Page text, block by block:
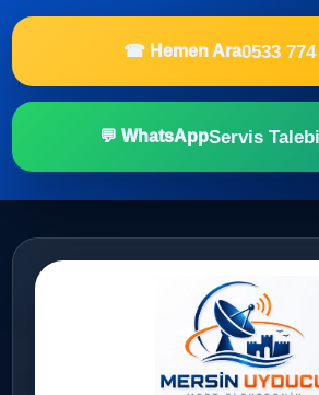
☎ Hemen Ara0533
💬 WhatsAppServis